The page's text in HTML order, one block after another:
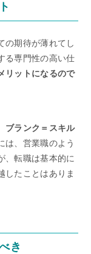
の期待が薄れてし
る専門性の高い仕
リットになるので
ブランク＝スキル
は、営業職のよう
、転職は基本的に
したことはありま
き